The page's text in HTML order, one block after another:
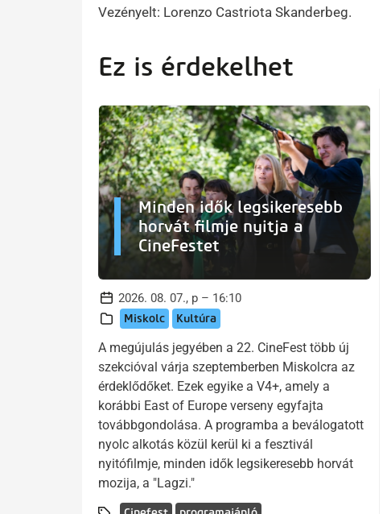
Vezényelt: Lorenzo Castriota Skanderbeg.
Ez is érdekelhet
Minden idők legsikeresebb
horvát filmje nyitja a
CineFestet
2026. 08. 07., p – 16:10
Miskolc Kultúra
A megújulás jegyében a 22. CineFest több új
szekcióval várja szeptemberben Miskolcra az
érdeklődőket. Ezek egyike a V4+, amely a
korábbi East of Europe verseny egyfajta
továbbgondolása. A programba a beválogatott
nyolc alkotás közül kerül ki a fesztivál
nyitófilmje, minden idők legsikeresebb horvát
mozija, a "Lagzi."